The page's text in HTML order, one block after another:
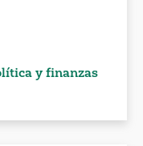
y finanzas